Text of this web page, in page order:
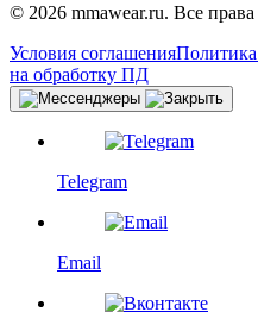
© 2026 mmawear.ru. Все
Условия соглашения
на обработку ПД
Telegram
Email